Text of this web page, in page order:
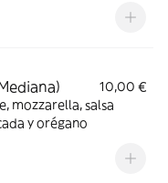
10,00 €
mozzarella, salsa
y orégano